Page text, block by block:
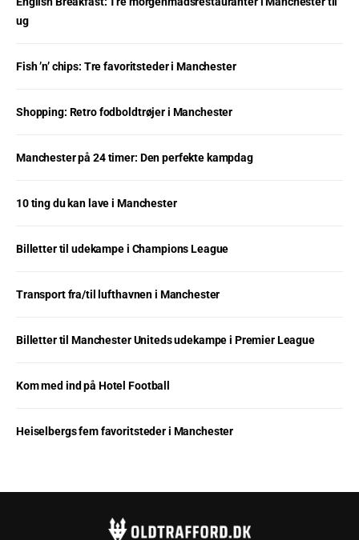
ug
Fish ’n’ chips: Tre favoritsteder i Manchester
Shopping: Retro fodboldtrøjer i Manchester
Manchester på 24 timer: Den perfekte kampdag
10 ting du kan lave i Manchester
Billetter til udekampe i Champions League
Transport fra/til lufthavnen i Manchester
Billetter til Manchester Uniteds udekampe i Premier League
Kom med ind på Hotel Football
Heiselbergs fem favoritsteder i Manchester